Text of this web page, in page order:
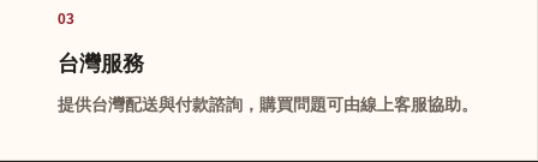
03
台灣服務
提供台灣配送與付款諮詢，購買問題可由線上客服協助。